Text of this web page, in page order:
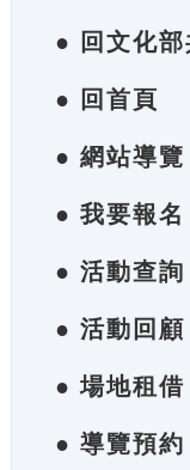
● 回文化
● 回首頁
● 網站導覽
● 我要報名
● 活動查詢
● 活動回顧
● 場地租借
● 導覽預約